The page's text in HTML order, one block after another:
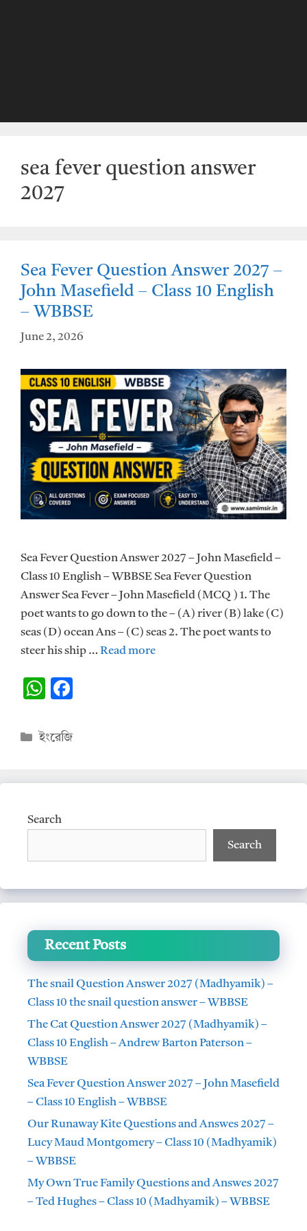
sea fever question answer
2027
Sea Fever Question Answer 2027 –
John Masefield – Class 10 English
– WBBSE
June 2, 2026
Sea Fever Question Answer 2027 – John Masefield –
Class 10 English – WBBSE Sea Fever Question
Answer Sea Fever – John Masefield (MCQ ) 1. The
poet wants to go down to the – (A) river (B) lake (C)
seas (D) ocean Ans – (C) seas 2. The poet wants to
steer his ship … Read more
W
at
A
p
o
Categories
ইংরেজি
Search
Search
Recent Posts
The snail Question Answer 2027 (Madhyamik) –
Class 10 the snail question answer – WBBSE
The Cat Question Answer 2027 (Madhyamik) –
Class 10 English – Andrew Barton Paterson –
WBBSE
Sea Fever Question Answer 2027 – John Masefield
– Class 10 English – WBBSE
Our Runaway Kite Questions and Answes 2027 –
Lucy Maud Montgomery – Class 10 (Madhyamik)
– WBBSE
My Own True Family Questions and Answes 2027
– Ted Hughes – Class 10 (Madhyamik) – WBBSE